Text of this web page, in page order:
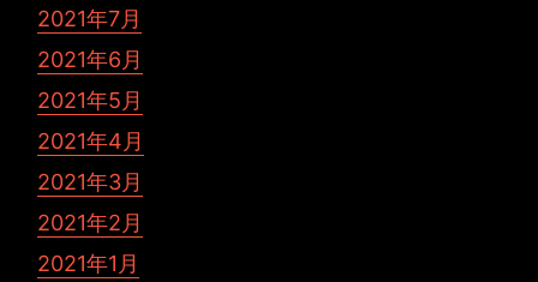
2021年7月
2021年6月
2021年5月
2021年4月
2021年3月
2021年2月
2021年1月